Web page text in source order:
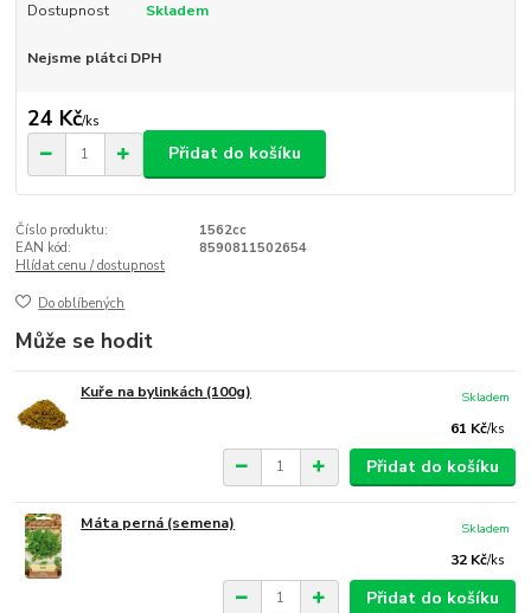
Dostupnost Skladem
Nejsme plátci DPH
24 Kč/ks
Přidat do košíku
Číslo produktu:
1562cc
EAN kód:
8590811502654
Hlídat cenu / dostupnost
Do oblíbených
Může se hodit
Kuře na bylinkách (100g)
61 Kč/ks
Skladem
Přidat do košíku
Máta perná (semena)
32 Kč/ks
Skladem
Přidat do košíku